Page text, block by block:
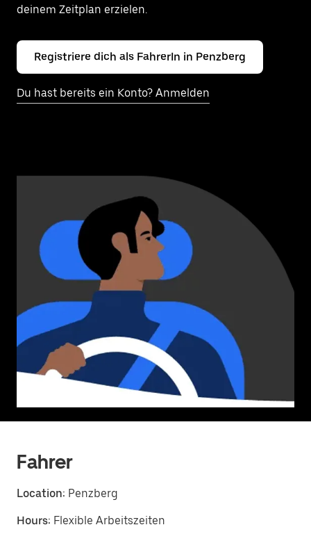
deinem Zeitplan erzielen.
Registriere dich als FahrerIn in Penzberg
Du hast bereits ein Konto? Anmelden
Fahrer
Location: Penzberg
Hours: Flexible Arbeitszeiten